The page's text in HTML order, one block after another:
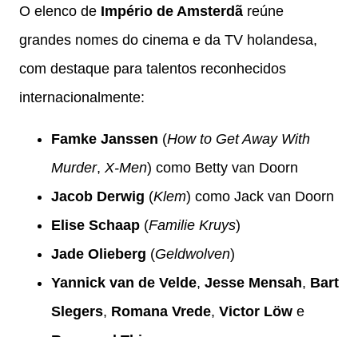
O elenco de Império de Amsterdã reúne
grandes nomes do cinema e da TV holandesa,
com destaque para talentos reconhecidos
internacionalmente:
Famke Janssen (How to Get Away With
Murder, X-Men) como Betty van Doorn
Jacob Derwig (Klem) como Jack van Doorn
Elise Schaap (Familie Kruys)
Jade Olieberg (Geldwolven)
Yannick van de Velde, Jesse Mensah, Bart
Slegers, Romana Vrede, Victor Löw e